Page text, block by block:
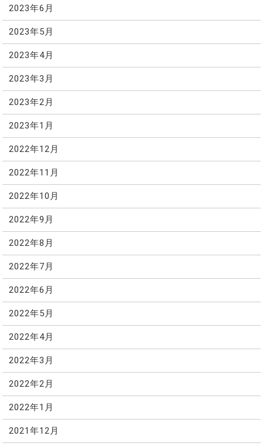
2023年6月
2023年5月
2023年4月
2023年3月
2023年2月
2023年1月
2022年12月
2022年11月
2022年10月
2022年9月
2022年8月
2022年7月
2022年6月
2022年5月
2022年4月
2022年3月
2022年2月
2022年1月
2021年12月